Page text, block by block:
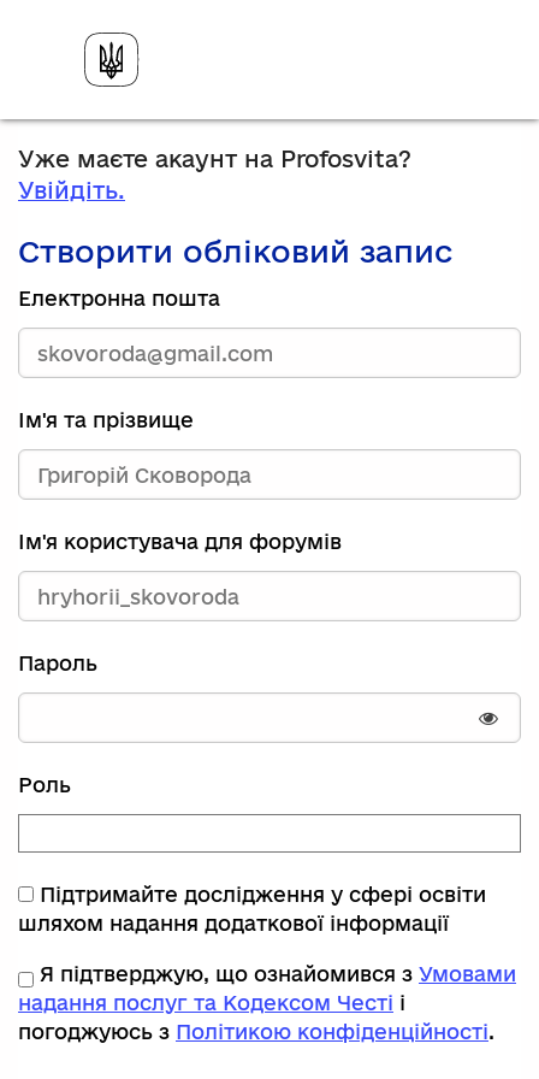
Уже маєте акаунт на Profosvita?
Увійдіть.
Створити обліковий запис
Електронна пошта
Ім'я та прізвище
Ім'я користувача для форумів
Пароль
Роль
Підтримайте дослідження у сфері освіти
шляхом надання додаткової інформації
Я підтверджую, що ознайомився з Умовами
надання послуг та Кодексом Честі і
погоджуюсь з Політикою конфіденційності.